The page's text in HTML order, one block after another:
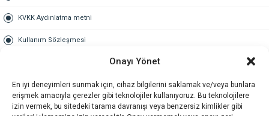
Onayı Yönet
En iyi deneyimleri sunmak için, cihaz bilgilerini saklamak ve/veya bunlara
erişmek amacıyla çerezler gibi teknolojiler kullanıyoruz. Bu teknolojilere
izin vermek, bu sitedeki tarama davranışı veya benzersiz kimlikler gibi
KVKK Aydınlatma metni
Kullanım Sözleşmesi
Gold üyelik nedir